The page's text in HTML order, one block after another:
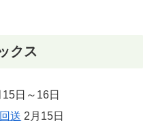
クス
15日～16日
送 2月15日